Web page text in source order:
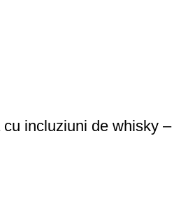
incluziuni de whisky –